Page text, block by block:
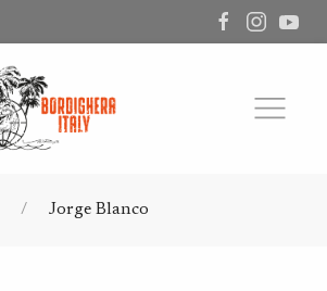
Jorge Blanco